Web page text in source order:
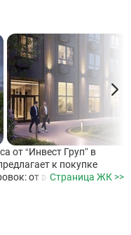
от “Инвест Груп” в
к покупке
от эргономичных
квадратный метр.
Страница ЖК >>